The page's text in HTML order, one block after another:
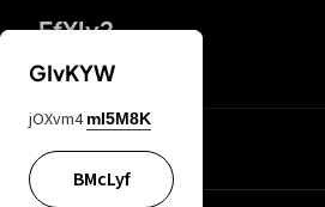
FfYIy2
65A04M
GIvKYW
jOXvm4 mI5M8K
BMcLyf